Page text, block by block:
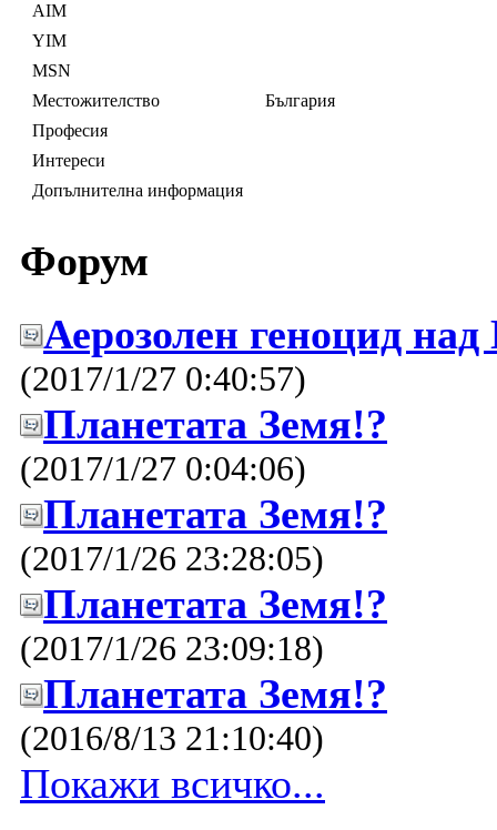
AIM
YIM
MSN
Местожителство
България
Професия
Интереси
Допълнителна информация
Форум
Аерозолен геноцид
(2017/1/27 0:40:57)
Планетата Земя!?
(2017/1/27 0:04:06)
Планетата Земя!?
(2017/1/26 23:28:05)
Планетата Земя!?
(2017/1/26 23:09:18)
Планетата Земя!?
(2016/8/13 21:10:40)
Покажи всичко...